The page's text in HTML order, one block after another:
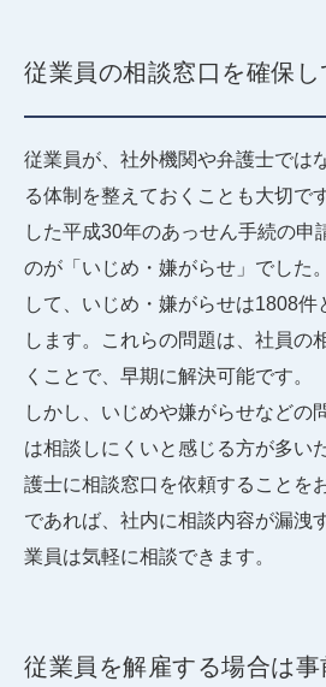
従業員の相談窓口を確保し
従業員が、社外機関や弁護士では
る体制を整えておくことも大切で
した平成30年のあっせん手続の申
のが「いじめ・嫌がらせ」でした
して、いじめ・嫌がらせは1808件
します。これらの問題は、社員の
くことで、早期に解決可能です。
しかし、いじめや嫌がらせなどの
は相談しにくいと感じる方が多い
護士に相談窓口を依頼することを
であれば、社内に相談内容が漏洩
業員は気軽に相談できます。
従業員を解雇する場合は